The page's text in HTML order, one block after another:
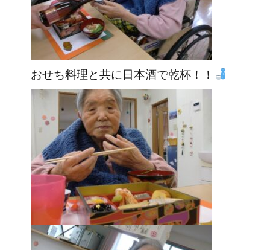
おせち料理と共に日本酒で乾杯！！